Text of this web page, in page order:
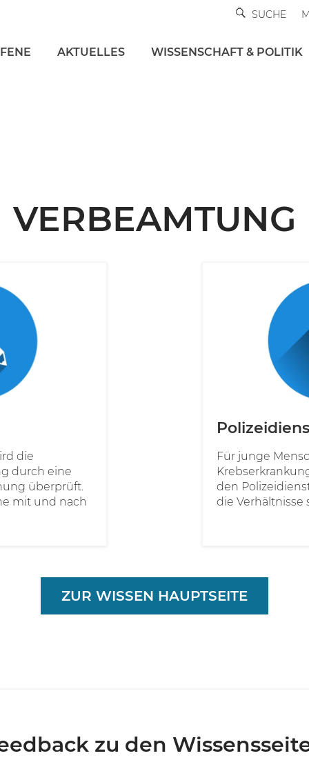
SUCHE
AKTUELLES WISSENSCHAFT & POLITIK
VERBEAMTUNG
die
durch eine
überprüft.
mit und nach
Für junge
den
die Verhältnisse
ZUR WISSEN HAUPTSEITE
zu den